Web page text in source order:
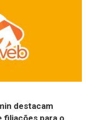
destacam
filiações para o